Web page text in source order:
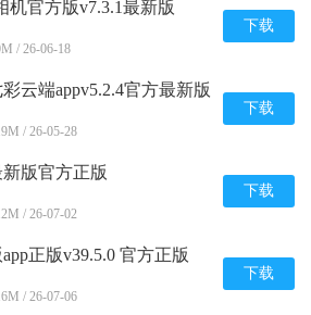
机官方版v7.3.1最新版
/ 26-06-18
下载
云端appv5.2.4官方最新版
/ 26-05-28
下载
版官方正版
安卓版
/ 26-07-02
下载
正版v39.5.0 官方正版
/ 26-07-06
下载